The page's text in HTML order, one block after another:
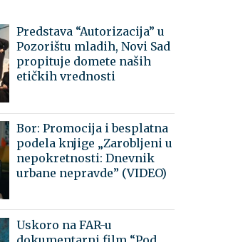
Predstava “Autorizacija” u
Pozorištu mladih, Novi Sad
propituje domete naših
etičkih vrednosti
Bor: Promocija i besplatna
podela knjige „Zarobljeni u
nepokretnosti: Dnevnik
urbane nepravde” (VIDEO)
Uskoro na FAR-u